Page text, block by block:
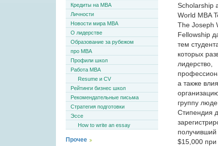
Scholarship
World MBA
The Joseph
Fellowship
тем
которых
лидерство,
а также
группу
Стипендия
$15,000 при
Кредиты на MBA
Личности
Новости мира MBA
О лидерстве
Образование за рубежом
про MBA
Профили школ
Работа MBA
Resume и CV
Рейтинги бизнес школ
Рекомендательные письма
Стратегия подготовки
Эссе
How to write an essay
Прочее